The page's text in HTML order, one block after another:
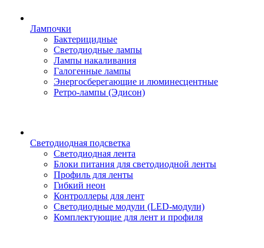
Лампочки
Бактерицидные
Светодиодные лампы
Лампы накаливания
Галогенные лампы
Энергосберегающие и люминесцентные
Ретро-лампы (Эдисон)
Светодиодная подсветка
Светодиодная лента
Блоки питания для светодиодной ленты
Профиль для ленты
Гибкий неон
Контроллеры для лент
Светодиодные модули (LED-модули)
Комплектующие для лент и профиля